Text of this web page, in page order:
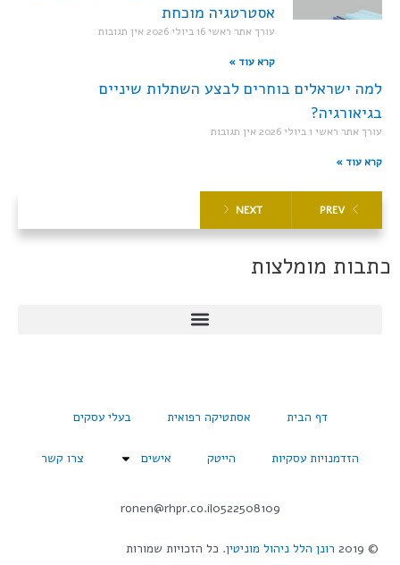
אסטרטגיה מוכחת
עורך אתר ראשי16 ביולי 2026 אין תגובות
קרא עוד »
למה ישראלים בוחרים לבצע השתלות שיניים
בגיאורגיה?
עורך אתר ראשי 1 ביולי 2026 אין תגובות
קרא עוד »
PREV
NEXT
כתבות מומלצות
דף הבית אסתטיקה רפואית בעלי עסקים
הזדמנויות עסקיות הייטק אישים צרו קשר
© 2019 רונן הלל ניהול מוניטין. כל הזכויות שמורות
0522508109
ronen@rhpr.co.il